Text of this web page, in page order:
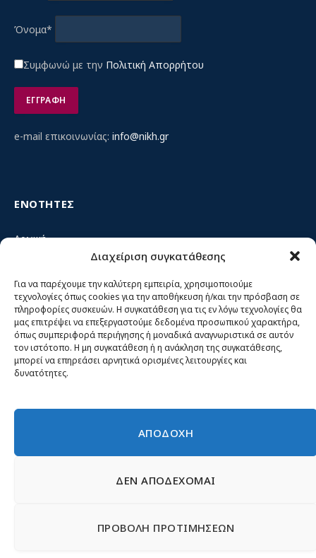
Διαχείριση συγκατάθεσης
Για να παρέχουμε την καλύτερη εμπειρία, χρησιμοποιούμε
τεχνολογίες όπως cookies για την αποθήκευση ή/και την πρόσβαση σε
πληροφορίες συσκευών. Η συγκατάθεση για τις εν λόγω τεχνολογίες θα
μας επιτρέψει να επεξεργαστούμε δεδομένα προσωπικού χαρακτήρα,
όπως συμπεριφορά περιήγησης ή μοναδικά αναγνωριστικά σε αυτόν
τον ιστότοπο. Η μη συγκατάθεση ή η ανάκληση της συγκατάθεσης,
μπορεί να επηρεάσει αρνητικά ορισμένες λειτουργίες και
δυνατότητες.
ΑΠΟΔΟΧΗ
ΔΕΝ ΑΠΟΔΕΧΟΜΑΙ
ΠΡΟΒΟΛΗ ΠΡΟΤΙΜΗΣΕΩΝ
Όνομα*
Συμφωνώ με την Πολιτική Απορρήτου
e-mail επικοινωνίας: info@nikh.gr
ΕΝΟΤΗΤΕΣ
Αρχική
Κίνημα ΝΙΚΗ – Ποιοι είμαστε, αρχές & δράση
Θέσεις
Πρόσωπα
Όργανα και ομάδες
Βίντεο
Δελτία Τύπου
© 2026 Νίκη
Έντυπα
Εγγραφή μέλους
Γίνε φίλος